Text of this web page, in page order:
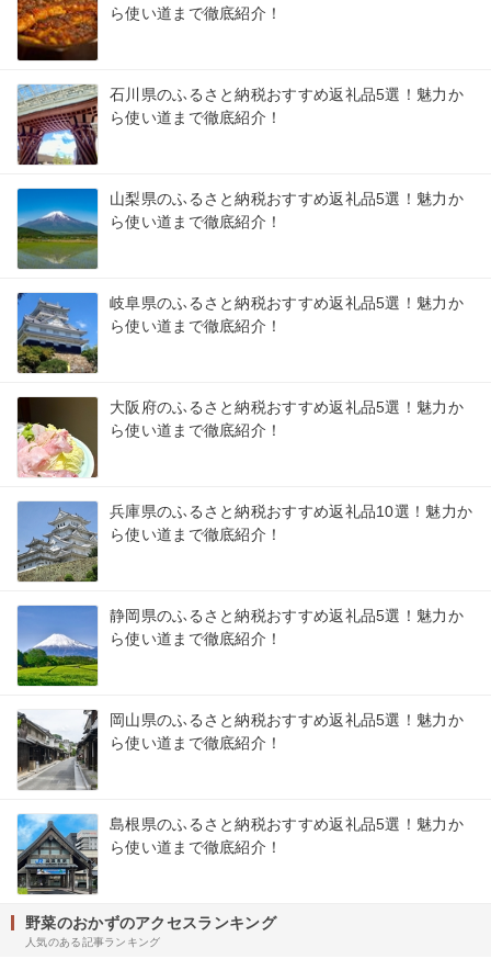
ら使い道まで徹底紹介！
石川県のふるさと納税おすすめ返礼品5選！魅力か
ら使い道まで徹底紹介！
山梨県のふるさと納税おすすめ返礼品5選！魅力か
ら使い道まで徹底紹介！
岐阜県のふるさと納税おすすめ返礼品5選！魅力か
ら使い道まで徹底紹介！
大阪府のふるさと納税おすすめ返礼品5選！魅力か
ら使い道まで徹底紹介！
兵庫県のふるさと納税おすすめ返礼品10選！魅力か
ら使い道まで徹底紹介！
静岡県のふるさと納税おすすめ返礼品5選！魅力か
ら使い道まで徹底紹介！
岡山県のふるさと納税おすすめ返礼品5選！魅力か
ら使い道まで徹底紹介！
島根県のふるさと納税おすすめ返礼品5選！魅力か
ら使い道まで徹底紹介！
野菜のおかずのアクセスランキング
人気のある記事ランキング